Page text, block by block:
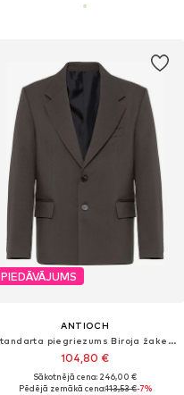
PIEDĀVĀJUMS
ANTIOCH
Standarta piegriezums Biroja žakete
104,80 €
Sākotnējā cena: 246,00 €
Pēdējā zemākā cena:113,53 €-7%